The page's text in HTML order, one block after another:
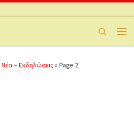
Search
Νέα – Εκδηλώσεις » Page 2